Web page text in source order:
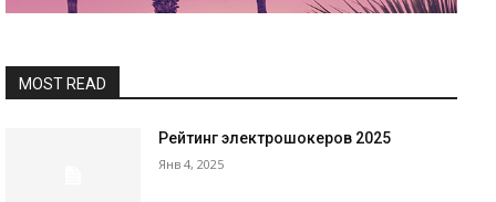
MOST READ
Рейтинг электрошокеров 2025
Янв 4, 2025